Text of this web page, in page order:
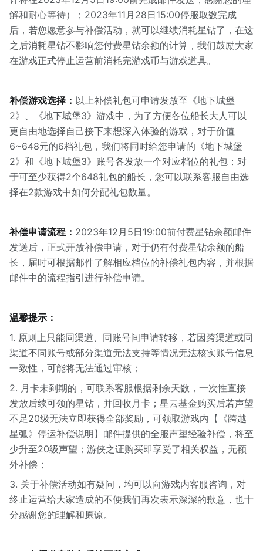
解和耐心等待）；2023年11月28日15:00停服取数完成
后，若您愿意参与补偿活动，就可以继续消耗星钻了，在这
之后消耗星钻不影响您付费星钻余额的计算，我们鼓励大家
在游戏正式停止运营前消耗完游戏币与游戏道具。
补偿游戏选择： 以上补偿礼包可申请发放至《地下城堡
2》、《地下城堡3》游戏中，为了方便各位船长大人可以
更自由地选择自己接下来想深入体验的游戏，对于价值
6~648元的6档礼包，我们将同时给您申请的《地下城堡
2》和《地下城堡3》账号各发放一个对应档位的礼包；对
于可至少获得2个648礼包的船长，您可以联系客服自由选
择在2款游戏中如何分配礼包数量。
补偿申请流程： 2023年12月5日19:00前付费星钻余额邮件
发送后，正式开放补偿申请，对于仍有付费星钻余额的船
长，届时可根据邮件了解相应档位的补偿礼包内容，并根据
邮件中的流程指引进行补偿申请。
温馨提示：
1. 原则上只能同渠道、同账号间申请转移，若因跨渠道或同
渠道不同账号或部分渠道无法支持等情况无法核实账号信息
一致性，可能将无法通过审核；
2. 月卡未到期的，可联系客服根据剩余天数，一次性直接
发放后续可领的星钻，并回收月卡；星云基金购买后若声望
不足20级无法立即获得全部奖励，可领取游戏内【《跨越
星弧》停运补偿说明】邮件提供的全服声望经验补偿，将至
少升至20级声望；游侠之证购买即享受了相关权益，无额
外补偿；
3. 关于补偿活动如有疑问，均可以向游戏内客服咨询，对
终止运营给大家造成的不便我们再次表示深深的歉意，也十
分感谢您的理解和原谅。